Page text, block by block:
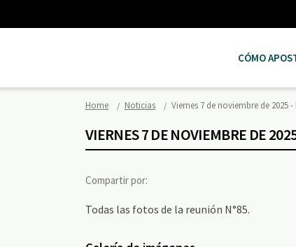
CÓMO
Home Noticias Viernes 7 de noviembre de
VIERNES 7 DE NOVIEMBRE DE
Compartir por:
Todas las fotos de la reunión N°85.